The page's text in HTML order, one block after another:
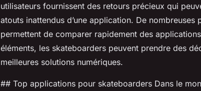
utilisateurs fournissent des retours précieux qui
atouts inattendus d’une application. De
permettent de comparer rapidement des
éléments, les skateboarders peuvent prendre des
meilleures solutions numériques.
## Top applications pour skateboarders Dans le